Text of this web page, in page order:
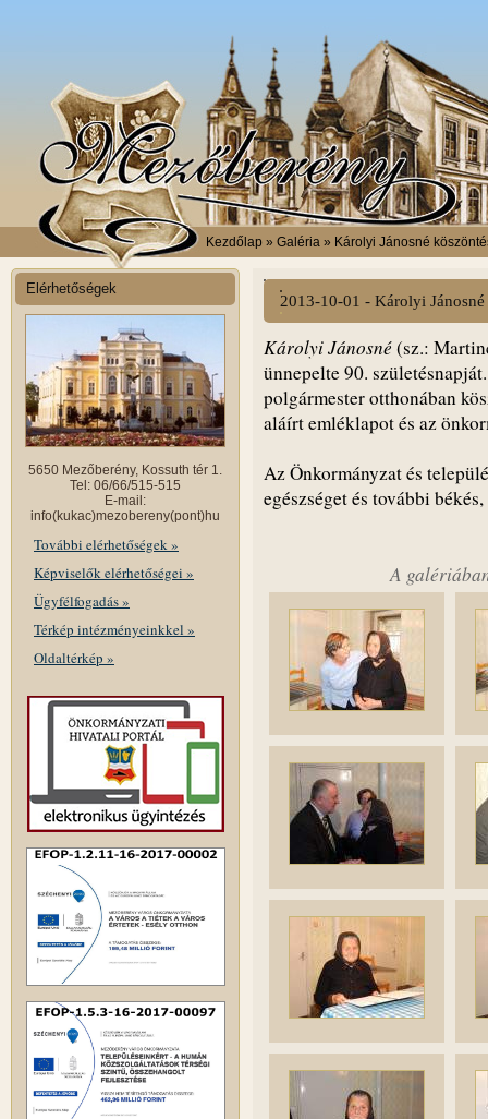
Kezdőlap » Galéria » Károlyi Jánosné
Elérhetőségek
5650 Mezőberény, Kossuth tér 1.
Tel: 06/66/515-515
E-mail:
info(kukac)mezobereny(pont)hu
További elérhetőségek »
Képviselők elérhetőségei »
Ügyfélfogadás »
Térkép intézményeinkkel »
Oldaltérkép »
2013-10-01 - Károlyi Jánosné
Károlyi Jánosné(sz.:
ünnepelte 90.
polgármester otthonában
aláírt emléklapot és az
Az Önkormányzat és
egészséget és további
A